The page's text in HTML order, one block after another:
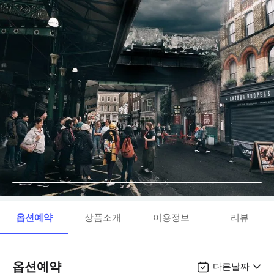
옵션예약 상품소개 이용정보 리뷰
옵션예약 다른날짜